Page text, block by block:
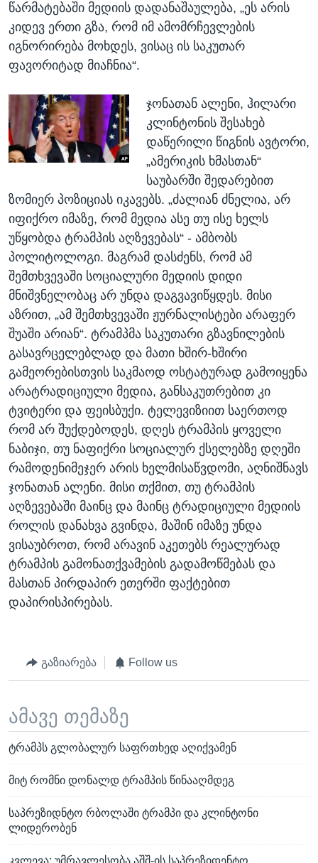
წარმატებაში მედიის დადანაშაულება, „ეს არის
კიდევ ერთი გზა, რომ იმ ამომრჩევლების
იგნორირება მოხდეს, ვისაც ის საკუთარ
ფავორიტად მიაჩნია“.
ჯონათან ალენი, ჰილარი
კლინტონის შესახებ
დაწერილი წიგნის ავტორი,
„ამერიკის ხმასთან“
საუბარში შედარებით
ზომიერ პოზიციას იკავებს. „ძალიან ძნელია, არ
იფიქრო იმაზე, რომ მედია ასე თუ ისე ხელს
უწყობდა ტრამპის აღზევებას“ - ამბობს
პოლიტოლოგი. მაგრამ დასძენს, რომ ამ
შემთხვევაში სოციალური მედიის დიდი
მნიშვნელობაც არ უნდა დაგვავიწყდეს. მისი
აზრით, „ამ შემთხვევაში ჟურნალისტები არაფერ
შუაში არიან“. ტრამპმა საკუთარი გზავნილების
გასავრცელებლად და მათი ხშირ-ხშირი
გამეორებისთვის საკმაოდ ოსტატურად გამოიყენა
არატრადიციული მედია, განსაკუთრებით კი
ტვიტერი და ფეისბუქი. ტელევიზიით საერთოდ
რომ არ შუქდებოდეს, დღეს ტრამპის ყოველი
ნაბიჯი, თუ ნაფიქრი სოციალურ ქსელებზე დღეში
რამოდენიმეჯერ არის ხელმისაწვდომი, აღნიშნავს
ჯონათან ალენი. მისი თქმით, თუ ტრამპის
აღზევებაში მაინც და მაინც ტრადიციული მედიის
როლის დანახვა გვინდა, მაშინ იმაზე უნდა
ვისაუბროთ, რომ არავინ აკეთებს რეალურად
ტრამპის გამონათქვამების გადამოწმებას და
მასთან პირდაპირ ეთერში ფაქტებით
დაპირისპირებას.
გაზიარება Follow us
ამავე თემაზე
ტრამპს გლობალურ საფრთხედ აღიქვამენ
მიტ რომნი დონალდ ტრამპის წინააღმდეგ
საპრეზიდნტო რბოლაში ტრამპი და კლინტონი
ლიდერობენ